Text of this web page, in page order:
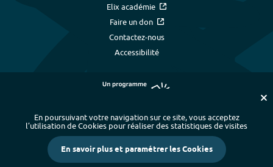
Elix académie
Faire un don
Contactez-nous
Accessibilité
Plan du site - Index alphabétique
-
Mentions légales et données personnelles
- Paramétrer les cookies
Crédits
En poursuivant votre navigation sur ce site, vous acceptez
l’utilisation de Cookies pour réaliser des statistiques de visites
En savoir plus et paramétrer les Cookies